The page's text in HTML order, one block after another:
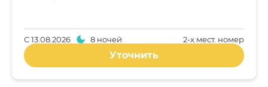
2-x мест. номер
С13.08.2026 8 ночей
Уточнить